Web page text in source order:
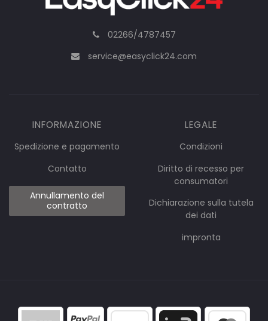
02266/4787457
service@easyclick24.com
INFORMAZIONE
Spedizione e pagamento
Contatto
Annullamento del
contratto
LEGALE
Condizioni
Diritto di recesso per
consumatori
Dichiarazione sulla tutela
dei dati
impronta